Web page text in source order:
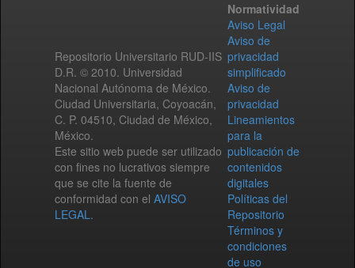
Repositorio Universitario RUD-IIS
D.R. © 2010. Universidad
Nacional Autónoma de México.
Ciudad Universitaria, Coyoacán,
C. P. 04510, Ciudad de México,
México.
Este sitio web puede ser utilizado
con fines no lucrativos siempre
que se cite la fuente de
conformidad con el AVISO
LEGAL.
Normatividad
Aviso Legal
Aviso de
privacidad
simplificado
Aviso de
privacidad
Lineamientos
para la
publicación de
contenidos
digitales
Políticas del
Repositorio
Términos y
condiciones
de uso